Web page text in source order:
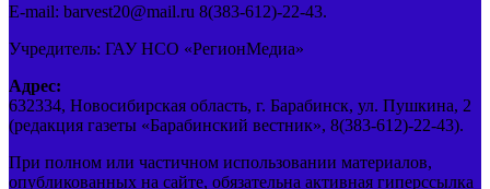
E-mail: barvest20@mail.ru 8(383-612)-22-43.
Учредитель: ГАУ НСО «РегионМедиа»
Адрес:
632334, Новосибирская область, г. Барабинск, ул. Пушкина, 2
(редакция газеты «Барабинский вестник», 8(383-612)-22-43).
При полном или частичном использовании материалов,
опубликованных на сайте, обязательна активная гиперссылка